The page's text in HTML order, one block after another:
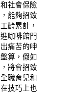
社會保險
能夠招致
齡累計，
咖啡館門
痛苦的呻
算，假如
將會招致
職育兒和
技巧上也